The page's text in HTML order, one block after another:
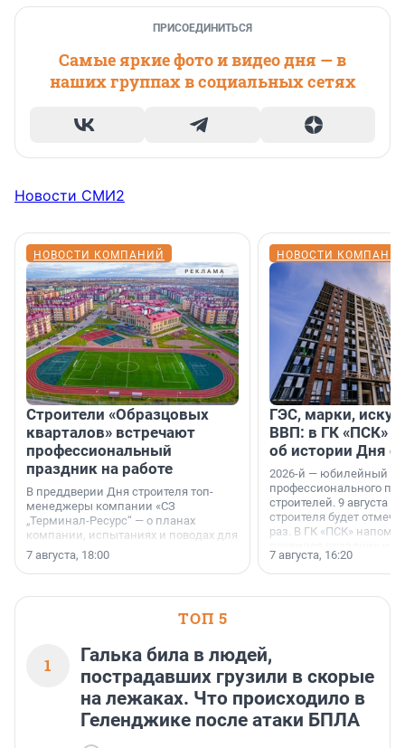
ПРИСОЕДИНИТЬСЯ
Самые яркие фото и видео дня — в
наших группах в социальных сетях
Новости СМИ2
НОВОСТИ КОМПАНИЙ
Строители «Образцовых
кварталов» встречают
профессиональный
праздник на работе
В преддверии Дня строителя топ-
менеджеры компании «СЗ
„Терминал-Ресурс“ — о планах
компании, испытаниях и поводах для
осторожного оптимизма.
7 августа, 18:00
НОВОСТИ
ГЭС, марки,
ВВП: в ГК «ПСК»
об истории Дня
2026-й — юбилейный
профессионального
строителей. 9 августа
строителя будет
раз. В ГК «ПСК»
поменялась роль
7 августа, 16:20
ТОП 5
1
Галька била в людей,
пострадавших грузили в скорые
на лежаках. Что происходило в
Геленджике после атаки БПЛА